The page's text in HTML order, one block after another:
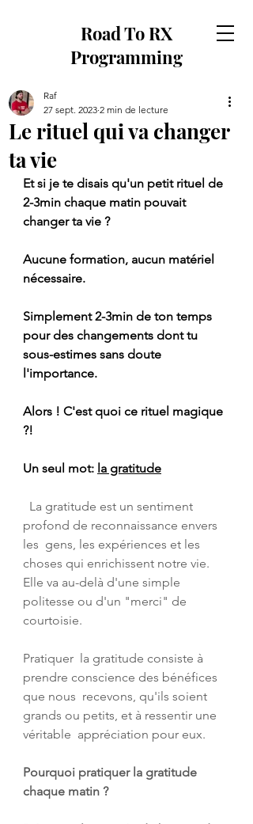
Road To RX
Programming
Le rituel qui va changer
ta vie
Raf
27 sept. 2023 2 min de lecture
Et si je te disais qu'un petit rituel de
2-3min chaque matin pouvait
changer ta vie ?
Aucune formation, aucun matériel
nécessaire.
Simplement 2-3min de ton temps
pour des changements dont tu
sous-estimes sans doute
l'importance.
Alors ! C'est quoi ce rituel magique
?!
Un seul mot: la gratitude
profond de reconnaissance envers
les  gens, les expériences et les
choses qui enrichissent notre vie.
Elle va au-delà d'une simple
politesse ou d'un "merci" de
courtoisie.
Pratiquer  la gratitude consiste à
prendre conscience des bénéfices
que nous  recevons, qu'ils soient
grands ou petits, et à ressentir une
véritable  appréciation pour eux.
Pourquoi pratiquer la gratitude
chaque matin ?